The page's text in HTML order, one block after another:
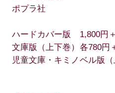
ポプラ社
ハードカバー版 1,800円
文庫版（上下巻）各780円
児童文庫・キミノベル版